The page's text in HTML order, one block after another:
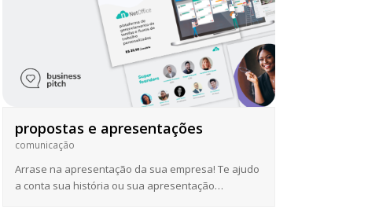
propostas e apresentações
comunicação
Arrase na apresentação da sua empresa! Te ajudo
a conta sua história ou sua apresentação…